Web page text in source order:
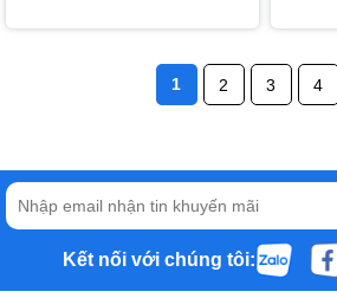
1 2 3 4
Kết nối với chúng tôi: